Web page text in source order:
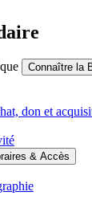
Connaître la
don et
& Accès